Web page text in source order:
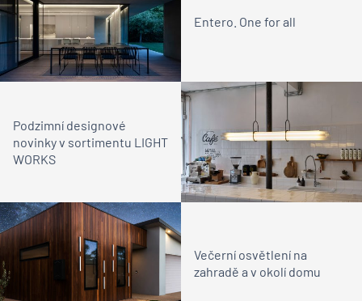
Entero. One for all
Podzimní designové
novinky v sortimentu LIGHT
WORKS
Večerní osvětlení na
zahradě a v okolí domu